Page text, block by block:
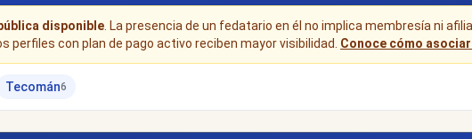
disponible . La presencia de un fedatario en él no implica membresía ni
perfiles con plan de pago activo reciben mayor visibilidad. Conoce cómo
Tecomán6